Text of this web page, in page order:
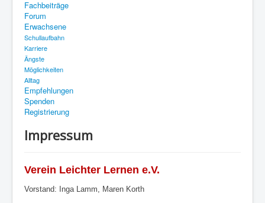
Forum
Erwachsene
Empfehlungen
Spenden
Registrierung
Fachbeiträge
Forum
Erwachsene
Schullaufbahn
Karriere
Ängste
Möglichkeiten
Alltag
Empfehlungen
Spenden
Registrierung
Impressum
Verein Leichter Lernen e.V.
Vorstand: Inga Lamm, Maren Korth